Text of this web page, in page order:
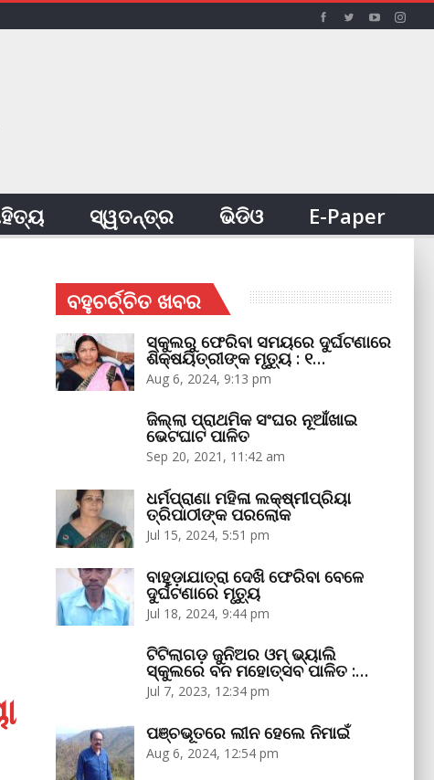
ସ୍ୱତନ୍ତ୍ର ଭିଡିଓ E-Paper
ବହୁଚର୍ଚ୍ଚିତ ଖବର
ସ୍କୁଲରୁ ଫେରିବା ସମୟରେ ଦୁର୍ଘଟଣାରେ
ଶିକ୍ଷୟିତ୍ରୀଙ୍କ ମୃତ୍ୟୁ : ୧…
Aug 6, 2024, 9:13 pm
ଜିଲ୍ଲା ପ୍ରାଥମିକ ସଂଘର ନୂଆଁଖାଇ
ଭେଟଘାଟ ପାଳିତ
Sep 20, 2021, 11:42 am
ଧର୍ମପ୍ରାଣା ମହିଳା ଲକ୍ଷ୍ମୀପ୍ରିୟା
ତ୍ରିପାଠୀଙ୍କ ପରଲୋକ
Jul 15, 2024, 5:51 pm
ବାହୁଡ଼ାଯାତ୍ରା ଦେଖି ଫେରିବା ବେଳେ
ଦୁର୍ଘଟଣାରେ ମୃତ୍ୟୁ
Jul 18, 2024, 9:44 pm
ଟିଟିଲାଗଡ଼ ଜୁନିଅର ଓମ୍‌ ଭ୍ୟାଲି
ସ୍କୁଲରେ ବନ ମହୋତ୍ସବ ପାଳିତ :…
Jul 7, 2023, 12:34 pm
ପଞ୍ଚଭୂତରେ ଲୀନ ହେଲେ ନିମାଇଁ
Aug 6, 2024, 12:54 pm